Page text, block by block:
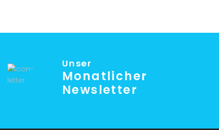
Unser
Monatlicher
Newsletter